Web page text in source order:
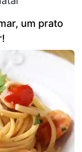
um prato